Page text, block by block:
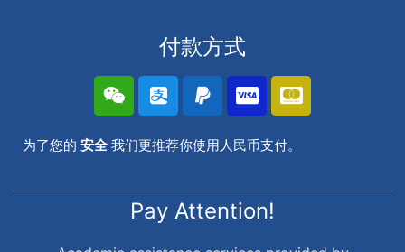
付款方式
为了您的 安全 我们更推荐你使用人民币支付。
Pay Attention!